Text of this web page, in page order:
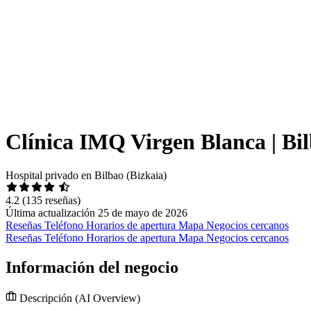
Clínica IMQ Virgen Blanca |
Hospital privado en Bilbao (Bizkaia)
4.2 (135 reseñas)
Última actualización 25 de mayo de 2026
Reseñas Teléfono Horarios de apertura Mapa Negocios cercanos
Reseñas Teléfono Horarios de apertura Mapa Negocios cercanos
Información del negocio
Descripción (AI Overview)